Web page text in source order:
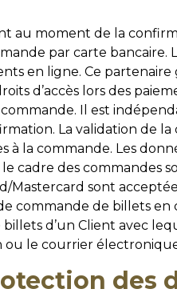
au moment de la
par carte
en ligne. Ce
d’accès lors des
Il est
La validation de
à la commande. Les
cadre des commandes
Mastercard sont
commande de billets en
d’un Client avec
le courrier
des